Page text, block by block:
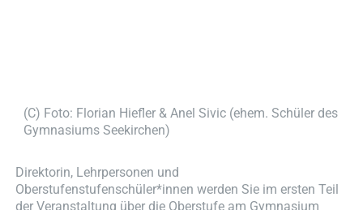
(C) Foto: Florian Hiefler & Anel Sivic (ehem. Schüler des
Gymnasiums Seekirchen)
Direktorin, Lehrpersonen und
Oberstufenstufenschüler*innen werden Sie im ersten Teil
der Veranstaltung über die Oberstufe am Gymnasium